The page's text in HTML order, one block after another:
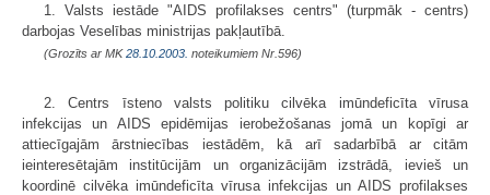
1. Valsts iestāde "AIDS profilakses centrs" (turpmāk - centrs)
darbojas Veselības ministrijas pakļautībā.
(Grozīts ar MK28.10.2003. noteikumiem Nr.596)
2. Centrs īsteno valsts politiku cilvēka imūndeficīta vīrusa
infekcijas un AIDS epidēmijas ierobežošanas jomā un kopīgi ar
attiecīgajām ārstniecības iestādēm, kā arī sadarbībā ar citām
ieinteresētajām institūcijām un organizācijām izstrādā, ievieš un
koordinē cilvēka imūndeficīta vīrusa infekcijas un AIDS profilakses